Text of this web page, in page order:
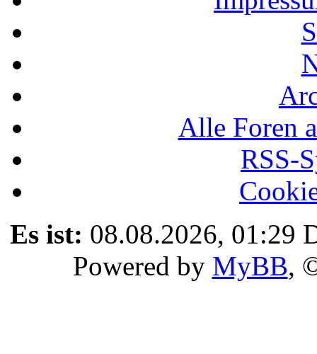
Alle Foren
RSS-
Es ist: 08.08.2026, 01:29
Powered by MyBB,